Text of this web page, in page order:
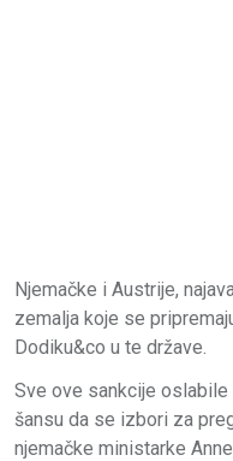
Njemačke i Austrije,
zemalja koje se
Dodiku&co u te države.
Sve ove sankcije oslabile
šansu da se izbori za
njemačke ministarke